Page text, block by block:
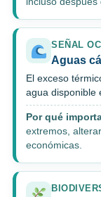
SEÑAL
Aguas
El exceso
agua disponible
Por qué
extremos,
económicas.